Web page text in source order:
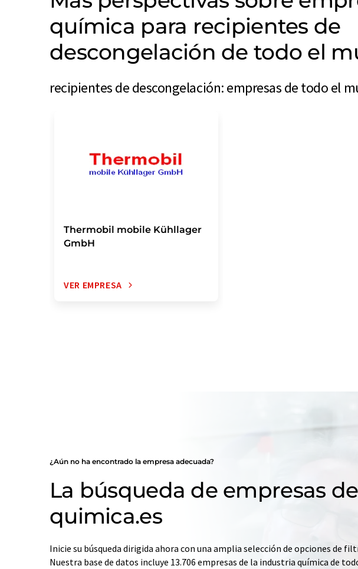
química para recipientes de
descongelación de todo el
recipientes de descongelación: empresas de todo el
Thermobil mobile Kühllager
GmbH
VER EMPRESA
¿Aún no ha encontrado la empresa adecuada?
La búsqueda de empresas de
quimica.es
Inicie su búsqueda dirigida ahora con una amplia selección de opciones de
Nuestra base de datos incluye 13.706 empresas de la industria química de